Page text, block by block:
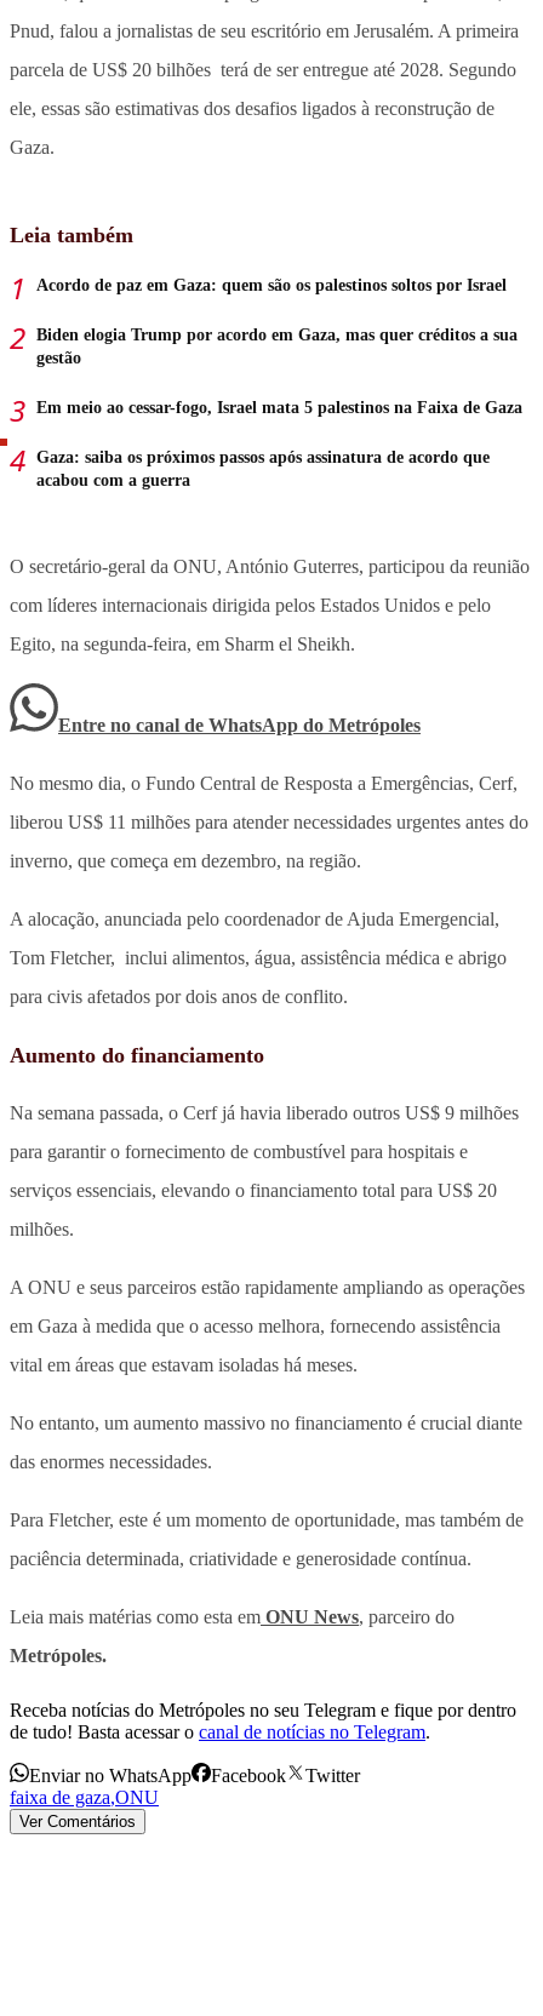
Pnud, falou a jornalistas de seu escritório em Jerusalém. A primeira
parcela de US$ 20 bilhões terá de ser entregue até 2028. Segundo
ele, essas são estimativas dos desafios ligados à reconstrução de
Gaza.
Leia também
Acordo de paz em Gaza: quem são os palestinos soltos por Israel
Biden elogia Trump por acordo em Gaza, mas quer créditos a sua
gestão
Em meio ao cessar-fogo, Israel mata 5 palestinos na Faixa de Gaza
Gaza: saiba os próximos passos após assinatura de acordo que
acabou com a guerra
O secretário-geral da ONU, António Guterres, participou da reunião
com líderes internacionais dirigida pelos Estados Unidos e pelo
Egito, na segunda-feira, em Sharm el Sheikh.
Entre no canal de WhatsApp do Metrópoles
No mesmo dia, o Fundo Central de Resposta a Emergências, Cerf,
liberou US$ 11 milhões para atender necessidades urgentes antes do
inverno, que começa em dezembro, na região.
A alocação, anunciada pelo coordenador de Ajuda Emergencial,
Tom Fletcher, inclui alimentos, água, assistência médica e abrigo
para civis afetados por dois anos de conflito.
Aumento do financiamento
Na semana passada, o Cerf já havia liberado outros US$ 9 milhões
para garantir o fornecimento de combustível para hospitais e
serviços essenciais, elevando o financiamento total para US$ 20
milhões.
A ONU e seus parceiros estão rapidamente ampliando as operações
em Gaza à medida que o acesso melhora, fornecendo assistência
vital em áreas que estavam isoladas há meses.
No entanto, um aumento massivo no financiamento é crucial diante
das enormes necessidades.
Para Fletcher, este é um momento de oportunidade, mas também de
paciência determinada, criatividade e generosidade contínua.
Leia mais matérias como esta em ONU News, parceiro do
Metrópoles.
Receba notícias do Metrópoles no seu Telegram e fique por dentro
de tudo! Basta acessar o canal de notícias no Telegram.
Enviar no WhatsApp Facebook
Twitter
faixa de gaza,ONU
Ver Comentários